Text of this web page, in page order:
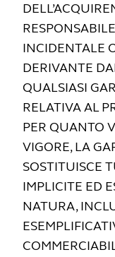
INCIDENTALE
DERIVANTE
QUALSIASI
RELATIVA AL
PER QUANTO
VIGORE, LA
SOSTITUISCE
IMPLICITE ED
NATURA,